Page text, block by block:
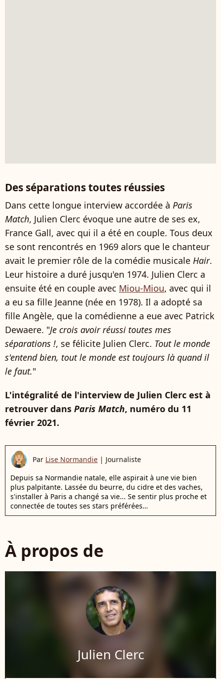
Des séparations toutes réussies
Dans cette longue interview accordée à Paris
Match, Julien Clerc évoque une autre de ses ex,
France Gall, avec qui il a été en couple. Tous deux
se sont rencontrés en 1969 alors que le chanteur
avait le premier rôle de la comédie musicale Hair.
Leur histoire a duré jusqu'en 1974. Julien Clerc a
ensuite été en couple avec Miou-Miou, avec qui il
a eu sa fille Jeanne (née en 1978). Il a adopté sa
fille Angèle, que la comédienne a eue avec Patrick
Dewaere. "Je crois avoir réussi toutes mes
séparations !, se félicite Julien Clerc. Tout le monde
s'entend bien, tout le monde est toujours là quand il
le faut."
L'intégralité de l'interview de Julien Clerc est à
retrouver dans Paris Match, numéro du 11
février 2021.
Par Lise Normandie | Journaliste
Depuis sa Normandie natale, elle aspirait à une vie bien
plus palpitante. Lassée du beurre, du cidre et des vaches,
s'installer à Paris a changé sa vie... Se sentir plus proche et
connectée de toutes ses stars préférées…
À propos de
Julien Clerc